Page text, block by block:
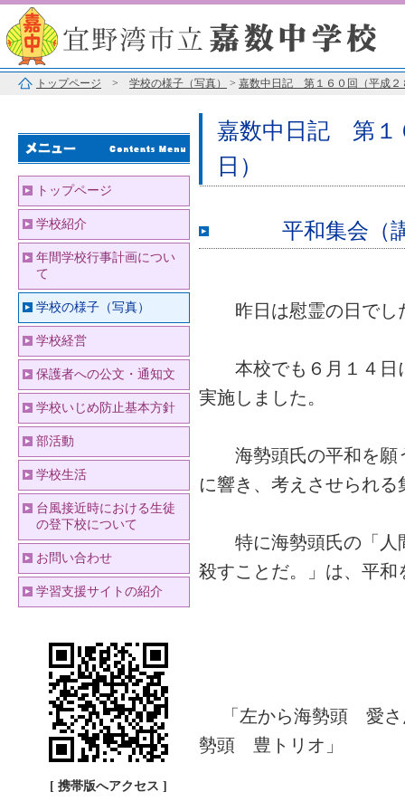
トップページ > 学校の様子（写真） > 嘉数中日記 第１６０回（平成２
嘉数中日記 第１
日）
平和集会（講
昨日は慰霊の日でし
本校でも６月１４日
実施しました。
海勢頭氏の平和を願
に響き、考えさせられ
特に海勢頭氏の「人
殺すことだ。」は、平和
「左から海勢頭 愛さ
勢頭 豊トリオ」
トップページ
学校紹介
年間学校行事計画につい
て
学校の様子（写真）
学校経営
保護者への公文・通知文
学校いじめ防止基本方針
部活動
学校生活
台風接近時における生徒
の登下校について
お問い合わせ
学習支援サイトの紹介
[ 携帯版へアクセス ]